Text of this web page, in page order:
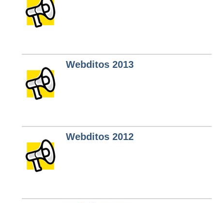
Webditos 2013
Webditos 2012